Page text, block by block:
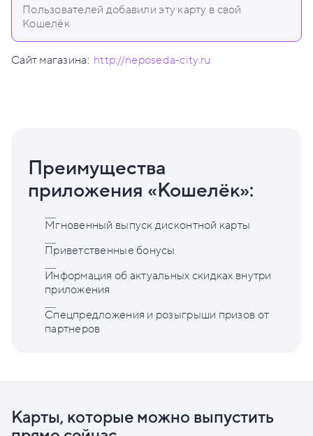
Пользователей добавили эту карту в свой
Кошелёк
Сайт магазина: http://neposeda-city.ru
Преимущества
приложения «Кошелёк»:
Мгновенный выпуск дисконтной карты
Приветственные бонусы
Информация об актуальных скидках внутри
приложения
Спецпредложения и розыгрыши призов от
партнеров
Карты, которые можно выпустить